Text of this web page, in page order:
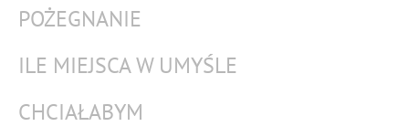
POŻEGNANIE
ILE MIEJSCA W UMYŚLE
CHCIAŁABYM